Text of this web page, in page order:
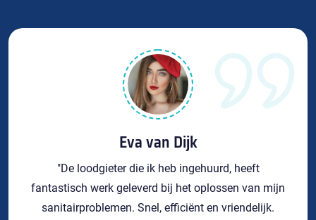
Eva van Dijk
"De loodgieter die ik heb ingehuurd, heeft
fantastisch werk geleverd bij het oplossen van mijn
sanitairproblemen. Snel, efficiënt en vriendelijk.